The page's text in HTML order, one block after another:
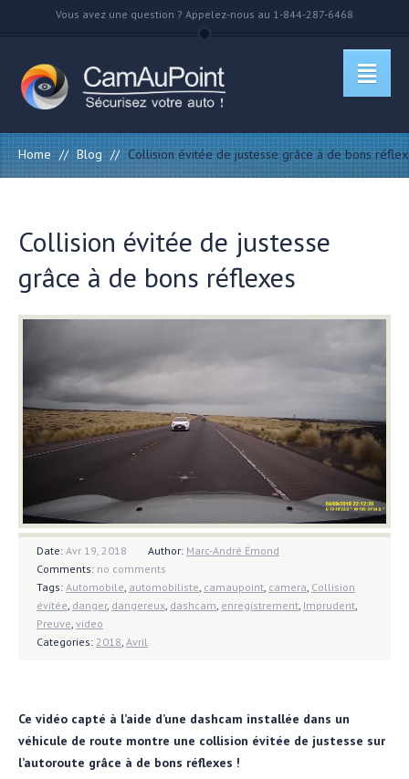
Vous avez une question ? Appelez-nous au 1-844-287-6468
Home // Blog // Collision évitée de justesse grâce à de bons
Collision évitée de justesse
grâce à de bons réflexes
Date: Avr 19, 2018 Author: Marc-André Émond
Comments: no comments
Tags: Automobile automobiliste camaupoint camera Collision
évitée danger, dangereux dashcam enregistrement Imprudent
Preuve video
Categories: 2018 Avril
Ce vidéo capté à l’aide d’une dashcam installée dans un
véhicule de route montre une collision évitée de justesse sur
l’autoroute grâce à de bons réflexes !